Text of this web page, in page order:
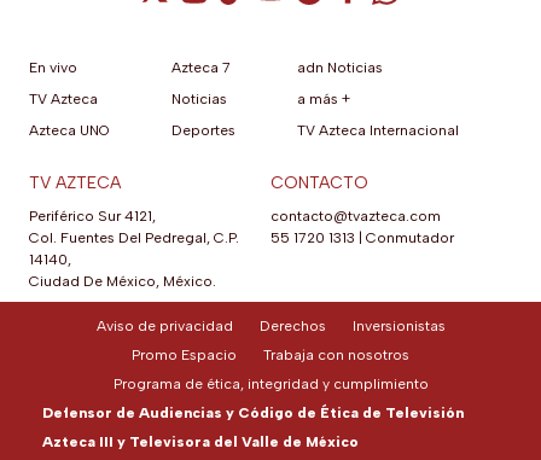
En vivo
TV Azteca
Azteca UNO
Azteca 7
Noticias
Deportes
adn Noticias
a más +
TV Azteca Internacional
TV AZTECA
Periférico Sur 4121,
Col. Fuentes Del Pedregal, C.P.
14140,
Ciudad De México, México.
CONTACTO
contacto@tvazteca.com
55 1720 1313
Conmutador
Aviso de privacidad Derechos
Inversionistas
Promo Espacio
Trabaja con nosotros
Programa de ética, integridad y cumplimiento
Defensor de Audiencias y Código de Ética de Televisión
Azteca III y Televisora del Valle de México